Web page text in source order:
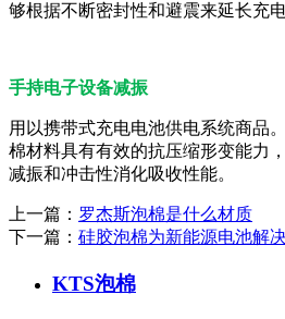
够根据不断密封性和避震来延长充
手持电子设备减振
用以携带式充电电池供电系统商品
棉材料具有有效的抗压缩形变能力
减振和冲击性消化吸收性能。
上一篇： 罗杰斯泡棉是什么材质
下一篇： 硅胶泡棉为新能源电池解
KTS泡棉